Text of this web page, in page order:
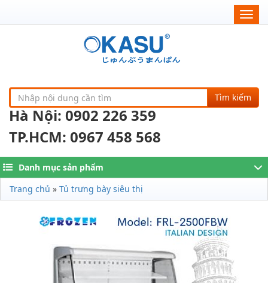
Tìm kiếm
Hà Nội: 0902 226 359
TP.HCM: 0967 458 568
Danh mục sản phẩm
Trang chủ » Tủ trưng bày siêu thị